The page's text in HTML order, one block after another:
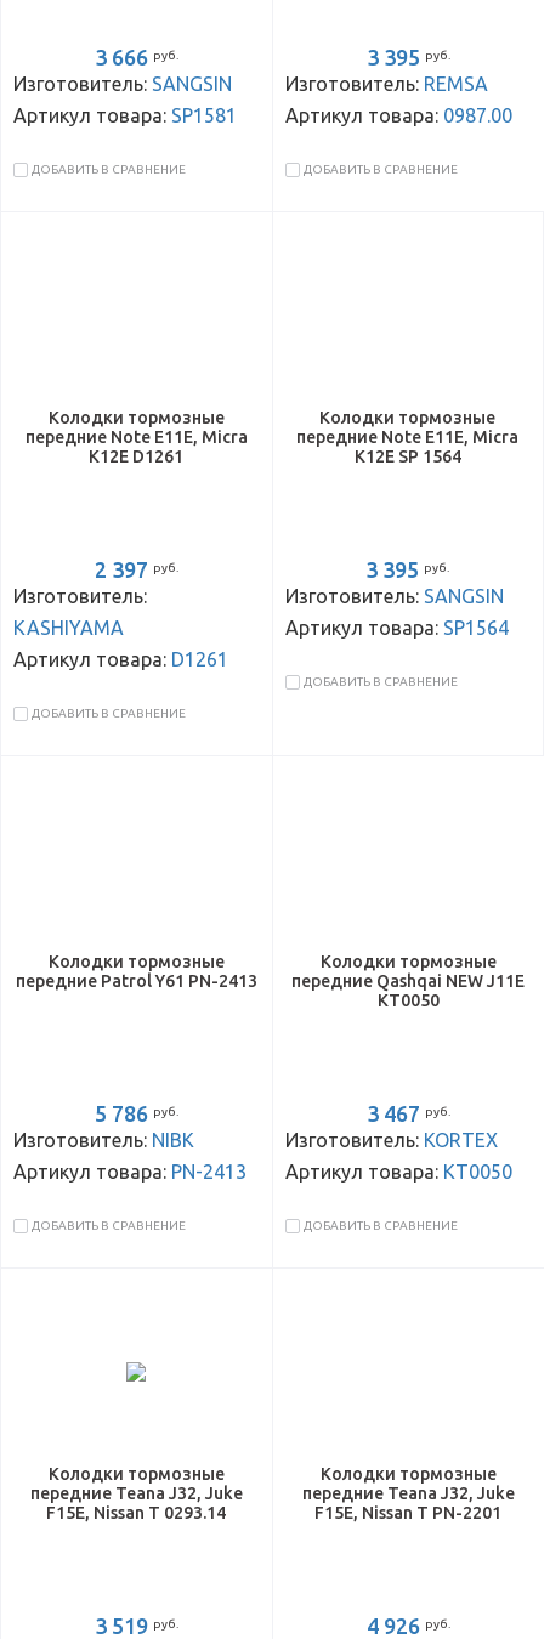
3 666 руб.
Изготовитель: SANGSIN
Артикул товара: SP1581
ДОБАВИТЬ В СРАВНЕНИЕ
3 395 руб.
Изготовитель: REMSA
Артикул товара: 0987.00
ДОБАВИТЬ В СРАВНЕНИЕ
Колодки тормозные
передние Note E11E, Micra
K12E D1261
2 397 руб.
Изготовитель:
KASHIYAMA
Артикул товара: D1261
ДОБАВИТЬ В СРАВНЕНИЕ
Колодки тормозные
передние Note E11E, Micra
K12E SP 1564
3 395 руб.
Изготовитель: SANGSIN
Артикул товара: SP1564
ДОБАВИТЬ В СРАВНЕНИЕ
Колодки тормозные
передние Patrol Y61 PN-2413
5 786 руб.
Изготовитель: NIBK
Артикул товара: PN-2413
ДОБАВИТЬ В СРАВНЕНИЕ
Колодки тормозные
передние Qashqai NEW J11E
KT0050
3 467 руб.
Изготовитель: KORTEX
Артикул товара: KT0050
ДОБАВИТЬ В СРАВНЕНИЕ
Колодки тормозные
передние Teana J32, Juke
F15E, Nissan T 0293.14
3 519 руб.
Колодки тормозные
передние Teana J32, Juke
F15E, Nissan T PN-2201
4 926 руб.